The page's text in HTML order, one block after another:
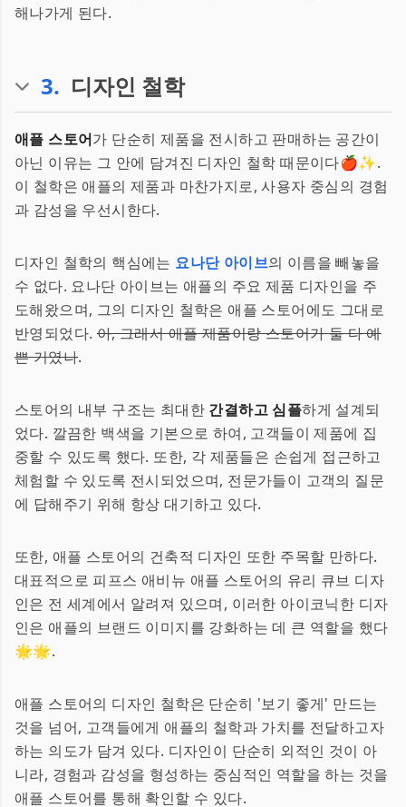
해나가게 된다.
3. 디자인 철학
애플 스토어가 단순히 제품을 전시하고 판매하는 공간이
아닌 이유는 그 안에 담겨진 디자인 철학 때문이다🍎✨.
이 철학은 애플의 제품과 마찬가지로, 사용자 중심의 경험
과 감성을 우선시한다.
디자인 철학의 핵심에는 요나단 아이브의 이름을 빼놓을
수 없다. 요나단 아이브는 애플의 주요 제품 디자인을 주
도해왔으며, 그의 디자인 철학은 애플 스토어에도 그대로
반영되었다.아, 그래서 애플 제품이랑 스토어가 둘 다 예
쁜 거였나.
스토어의 내부 구조는 최대한 간결하고 심플하게 설계되
었다. 깔끔한 백색을 기본으로 하여, 고객들이 제품에 집
중할 수 있도록 했다. 또한, 각 제품들은 손쉽게 접근하고
체험할 수 있도록 전시되었으며, 전문가들이 고객의 질문
에 답해주기 위해 항상 대기하고 있다.
또한, 애플 스토어의 건축적 디자인 또한 주목할 만하다.
대표적으로 피프스 애비뉴 애플 스토어의 유리 큐브 디자
인은 전 세계에서 알려져 있으며, 이러한 아이코닉한 디자
인은 애플의 브랜드 이미지를 강화하는 데 큰 역할을 했다
🌟🌟.
애플 스토어의 디자인 철학은 단순히 '보기 좋게' 만드는
것을 넘어, 고객들에게 애플의 철학과 가치를 전달하고자
하는 의도가 담겨 있다. 디자인이 단순히 외적인 것이 아
니라, 경험과 감성을 형성하는 중심적인 역할을 하는 것을
애플 스토어를 통해 확인할 수 있다.